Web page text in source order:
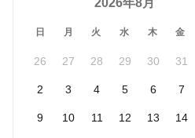
日 月 火 水 木 金
26 27 28 29 30 31
2 3 4 5 6 7
9 10 11 12 13 14